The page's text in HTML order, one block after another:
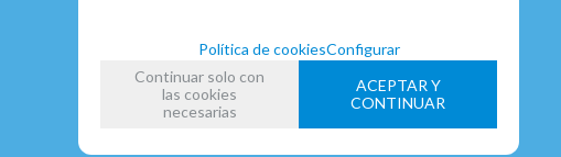
Política de cookiesConfigurar
Continuar solo con
las cookies
necesarias
ACEPTAR Y
CONTINUAR